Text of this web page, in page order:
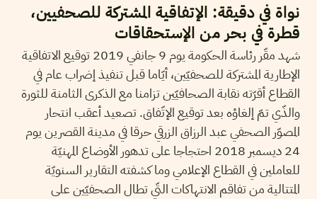
نواة في دقيقة: الإتفاقية المشتركة للصحفيين،
قطرة في بحر من الإستحقاقات
شهد مقّر رئاسة الحكومة يوم 9 جانفي 2019 توقيع الاتفاقية
الإطارية المشتركة للصحفيّين، أيّاما قبل تنفيذ إضراب عام في
القطاع أقرّته نقابة الصحافيّين تزامنا مع الذكرى الثامنة للثورة
والذّي تمّ إلغاؤه بعد توقيع الإتّفاق. تصعيد أعقب انتحار
المصوّر الصحفي عبد الرزاق الزرقي حرقا في مدينة القصرين يوم
24 ديسمبر 2018 احتجاجا على تدهور الأوضاع المهنيّة
للعاملين في القطاع الإعلامي وما كشفته التقارير السنويّة
المتتالية من تفاقم الانتهاكات التّي تطال الصحفيّين على